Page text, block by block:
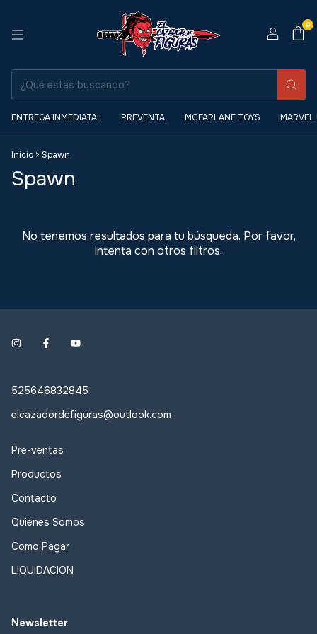
0
ENTREGA INMEDIATA!! PREVENTA MCFARLANE TOYS MARVEL
Inicio > Spawn
Spawn
No tenemos resultados para tu búsqueda. Por favor,
intenta con otros filtros.
525646832845
elcazadordefiguras@outlook.com
Pre-ventas
Productos
Contacto
Quiénes Somos
Como Pagar
LIQUIDACION
Newsletter